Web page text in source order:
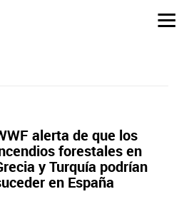
alerta de que los
forestales en
y Turquía podrían
en España